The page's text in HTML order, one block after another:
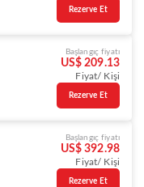
Rezerve Et
Başlangıç fiyatı
US$ 209.13
Fiyat/ Kişi
Rezerve Et
Başlangıç fiyatı
US$ 392.98
Fiyat/ Kişi
Rezerve Et